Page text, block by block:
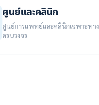
ศูนย์และคลินิก
ศูนย์การแพทย์และคลินิกเฉพาะทาง
ครบวงจร